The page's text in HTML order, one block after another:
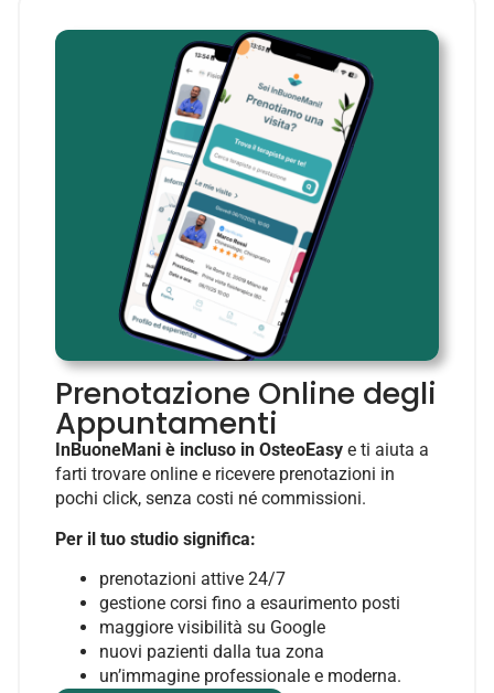
Prenotazione Online degli
Appuntamenti
InBuoneMani è incluso in OsteoEasy e ti aiuta a
farti trovare online e ricevere prenotazioni in
pochi click, senza costi né commissioni.
Per il tuo studio significa:
prenotazioni attive 24/7
gestione corsi fino a esaurimento posti
maggiore visibilità su Google
nuovi pazienti dalla tua zona
un’immagine professionale e moderna.